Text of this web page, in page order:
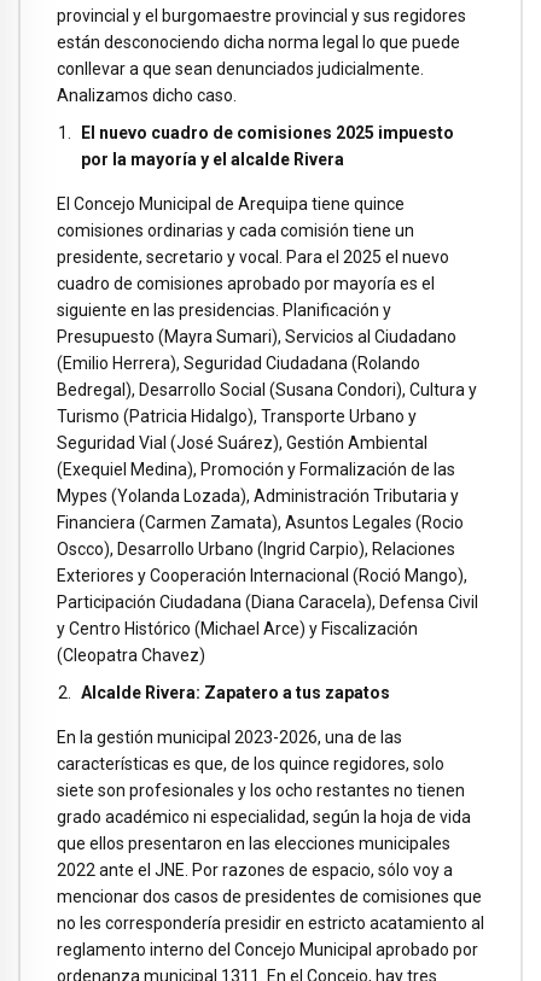
provincial y el burgomaestre provincial y sus regidores
están desconociendo dicha norma legal lo que puede
conllevar a que sean denunciados judicialmente.
Analizamos dicho caso.
El nuevo cuadro de comisiones 2025 impuesto
por la mayoría y el alcalde Rivera
El Concejo Municipal de Arequipa tiene quince
comisiones ordinarias y cada comisión tiene un
presidente, secretario y vocal. Para el 2025 el nuevo
cuadro de comisiones aprobado por mayoría es el
siguiente en las presidencias. Planificación y
Presupuesto (Mayra Sumari), Servicios al Ciudadano
(Emilio Herrera), Seguridad Ciudadana (Rolando
Bedregal), Desarrollo Social (Susana Condori), Cultura y
Turismo (Patricia Hidalgo), Transporte Urbano y
Seguridad Vial (José Suárez), Gestión Ambiental
(Exequiel Medina), Promoción y Formalización de las
Mypes (Yolanda Lozada), Administración Tributaria y
Financiera (Carmen Zamata), Asuntos Legales (Rocio
Oscco), Desarrollo Urbano (Ingrid Carpio), Relaciones
Exteriores y Cooperación Internacional (Roció Mango),
Participación Ciudadana (Diana Caracela), Defensa Civil
y Centro Histórico (Michael Arce) y Fiscalización
(Cleopatra Chavez)
Alcalde Rivera: Zapatero a tus zapatos
En la gestión municipal 2023-2026, una de las
características es que, de los quince regidores, solo
siete son profesionales y los ocho restantes no tienen
grado académico ni especialidad, según la hoja de vida
que ellos presentaron en las elecciones municipales
2022 ante el JNE. Por razones de espacio, sólo voy a
mencionar dos casos de presidentes de comisiones que
no les correspondería presidir en estricto acatamiento al
reglamento interno del Concejo Municipal aprobado por
ordenanza municipal 1311. En el Concejo, hay tres